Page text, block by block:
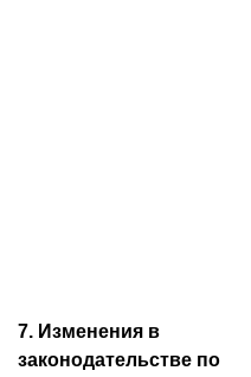
7. Изменения в
законодательстве по